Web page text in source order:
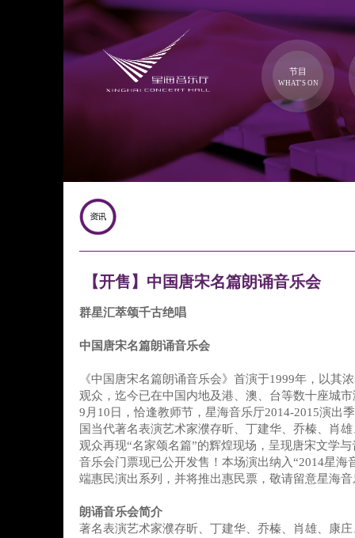
节目
WHAT'S ON
【开售】中国唐宋名篇朗诵音乐会
群星汇萃颂千古绝唱
中国唐宋名篇朗诵音乐会
《中国唐宋名篇朗诵音乐会》首演于1999年，以其
观众，迄今已在中国内地及港、澳、台等数十座城
9月10日，恰逢教师节，星海音乐厅2014-2015演出
国当代著名表演艺术家濮存昕、丁建华、乔榛、肖
观众再现“名家颂名篇”的辉煌现场，呈现唐宋文学
音乐会门票现已公开发售！本场演出纳入“2014星海
端惠民演出系列，并将推出惠民票，敬请留意星海
朗诵音乐会简介
著名表演艺术家濮存昕、丁建华、乔榛、肖雄、康